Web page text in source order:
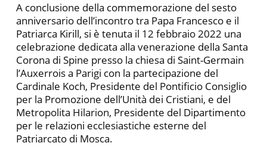
A conclusione della commemorazione del sesto
anniversario dell’incontro tra Papa Francesco e il
Patriarca Kirill, si è tenuta il 12 febbraio 2022 una
celebrazione dedicata alla venerazione della Santa
Corona di Spine presso la chiesa di Saint-Germain
l’Auxerrois a Parigi con la partecipazione del
Cardinale Koch, Presidente del Pontificio Consiglio
per la Promozione dell’Unità dei Cristiani, e del
Metropolita Hilarion, Presidente del Dipartimento
per le relazioni ecclesiastiche esterne del
Patriarcato di Mosca.